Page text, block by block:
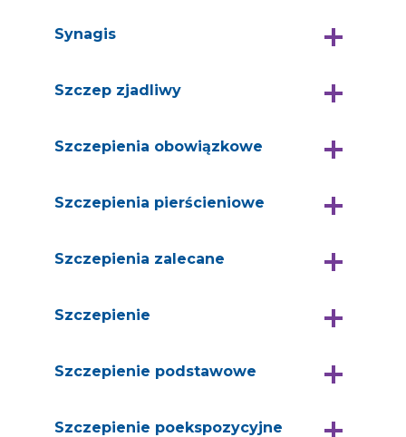
Synagis
Szczep zjadliwy
Szczepienia obowiązkowe
Szczepienia pierścieniowe
Szczepienia zalecane
Szczepienie
Szczepienie podstawowe
Szczepienie poekspozycyjne